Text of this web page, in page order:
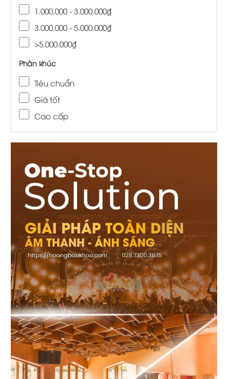
1.000.000 - 3.000.000₫
3.000.000 - 5.000.000₫
>5.000.000₫
Phân khúc
Tiêu chuẩn
Giá tốt
Cao cấp